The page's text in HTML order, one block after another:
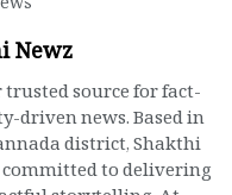
Newz
source for fact-
driven news. Based in
district, Shakthi
to delivering